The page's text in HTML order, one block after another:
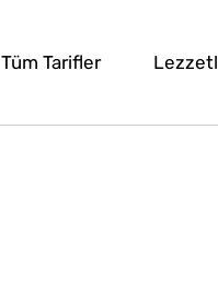
Tüm Tarifler